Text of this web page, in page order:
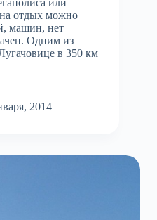
или
на отдых можно
машин, нет
Одним из
в 350 км
2014